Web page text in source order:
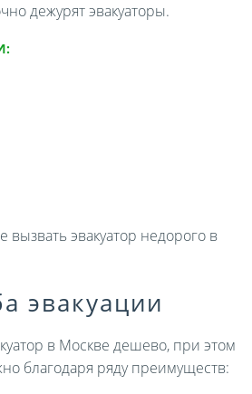
дежурят эвакуаторы.
эвакуатор недорого в
эвакуации
в Москве дешево, при этом
благодаря ряду преимуществ: